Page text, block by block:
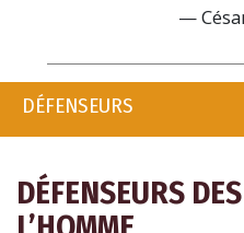
—
DÉFENSEURS
DÉFENSEURS